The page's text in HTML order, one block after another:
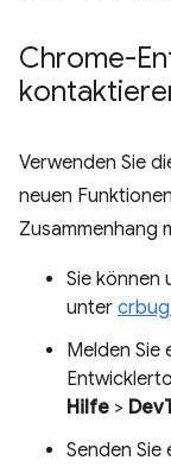
Chrome-
Verwenden Sie
neuen
Zusammenhang
Sie können
unter
Melden Sie
Hilfe >
Senden Sie